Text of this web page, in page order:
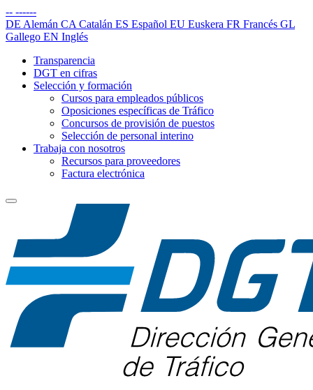
-- ------
DE Alemán CA Catalán ES Español EU Euskera FR Francés GL
Gallego EN Inglés
Transparencia
DGT en cifras
Selección y formación
Cursos para empleados públicos
Oposiciones específicas de Tráfico
Concursos de provisión de puestos
Selección de personal interino
Trabaja con nosotros
Recursos para proveedores
Factura electrónica